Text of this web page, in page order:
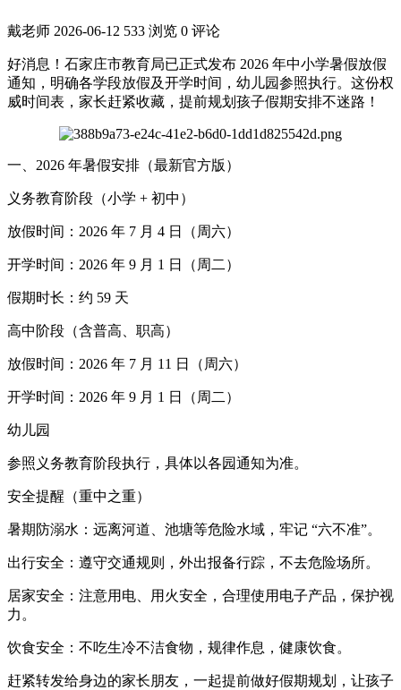
戴老师 2026-06-12 533 浏览 0 评论
好消息！石家庄市教育局已正式发布 2026 年中小学暑假放假
通知，明确各学段放假及开学时间，幼儿园参照执行。这份权
威时间表，家长赶紧收藏，提前规划孩子假期安排不迷路！
一、2026 年暑假安排（最新官方版）
义务教育阶段（小学 + 初中）
放假时间：2026 年 7 月 4 日（周六）
开学时间：2026 年 9 月 1 日（周二）
假期时长：约 59 天
高中阶段（含普高、职高）
放假时间：2026 年 7 月 11 日（周六）
开学时间：2026 年 9 月 1 日（周二）
幼儿园
参照义务教育阶段执行，具体以各园通知为准。
安全提醒（重中之重）
暑期防溺水：远离河道、池塘等危险水域，牢记 “六不准”。
出行安全：遵守交通规则，外出报备行踪，不去危险场所。
居家安全：注意用电、用火安全，合理使用电子产品，保护视
力。
饮食安全：不吃生冷不洁食物，规律作息，健康饮食。
赶紧转发给身边的家长朋友，一起提前做好假期规划，让孩子